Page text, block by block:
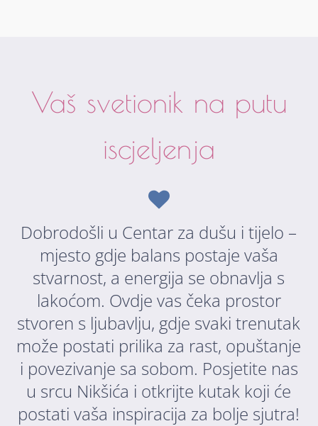
Vaš svetionik na putu
iscjeljenja
Dobrodošli u Centar za dušu i tijelo –
mjesto gdje balans postaje vaša
stvarnost, a energija se obnavlja s
lakoćom. Ovdje vas čeka prostor
stvoren s ljubavlju, gdje svaki trenutak
može postati prilika za rast, opuštanje
i povezivanje sa sobom. Posjetite nas
u srcu Nikšića i otkrijte kutak koji će
postati vaša inspiracija za bolje sjutra!